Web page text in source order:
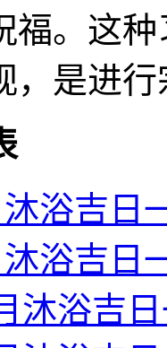
福。这
，是进
浴吉日
浴吉日
沐浴吉